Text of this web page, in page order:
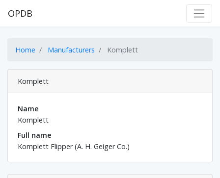
OPDB
Home Manufacturers Komplett
Komplett
Name
Komplett
Full name
Komplett Flipper (A. H. Geiger Co.)